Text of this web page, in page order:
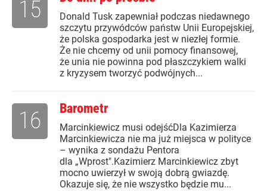
Donald Tusk zapewniał podczas niedawnego
szczytu przywódców państw Unii Europejskiej,
że polska gospodarka jest w niezłej formie.
Że nie chcemy od unii pomocy finansowej,
że unia nie powinna pod płaszczykiem walki
z kryzysem tworzyć podwójnych...
15
Barometr
Marcinkiewicz musi odejśćDla Kazimierza
Marcinkiewicza nie ma już miejsca w polityce
– wynika z sondażu Pentora
dla „Wprost".Kazimierz Marcinkiewicz zbyt
mocno uwierzył w swoją dobrą gwiazdę.
Okazuje się, że nie wszystko będzie mu...
16